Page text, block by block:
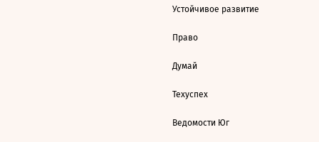
Устойчивое развитие
Право
Думай
Техуспех
Ведомости Юг